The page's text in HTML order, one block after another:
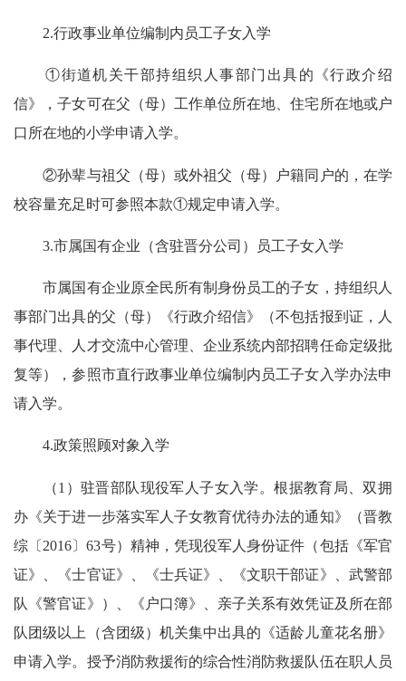
2.行政事业单位编制内员工子女入学
①街道机关干部持组织人事部门出具的《行政介绍
信》，子女可在父（母）工作单位所在地、住宅所在地或户
口所在地的小学申请入学。
②孙辈与祖父（母）或外祖父（母）户籍同户的，在学
校容量充足时可参照本款①规定申请入学。
3.市属国有企业（含驻晋分公司）员工子女入学
市属国有企业原全民所有制身份员工的子女，持组织人
事部门出具的父（母）《行政介绍信》（不包括报到证，人
事代理、人才交流中心管理、企业系统内部招聘任命定级批
复等），参照市直行政事业单位编制内员工子女入学办法申
请入学。
4.政策照顾对象入学
（1）驻晋部队现役军人子女入学。根据教育局、双拥
办《关于进一步落实军人子女教育优待办法的通知》（晋教
综〔2016〕63号）精神，凭现役军人身份证件（包括《军官
证》、《士官证》、《士兵证》、《文职干部证》、武警部
队《警官证》）、《户口簿》、亲子关系有效凭证及所在部
队团级以上（含团级）机关集中出具的《适龄儿童花名册》
申请入学。授予消防救援衔的综合性消防救援队伍在职人员